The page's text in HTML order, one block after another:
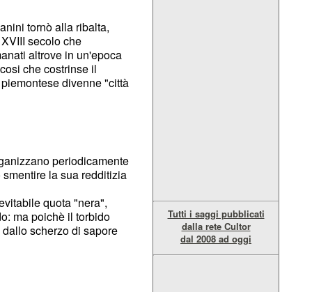
Tutti i saggi pubblicati
dalla rete Cultor
dal 2008 ad oggi
tornò alla ribalta,
secolo che
altrove in un'epoca
che costrinse il
divenne "città
periodicamente
la sua redditizia
quota "nera",
ma poichè il torbido
scherzo di sapore